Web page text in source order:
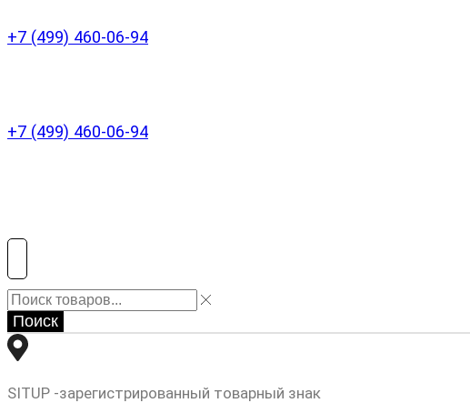
+7 (499) 460-06-94
+7 (499) 460-06-94
Поиск
SITUP -зарегистрированный товарный знак